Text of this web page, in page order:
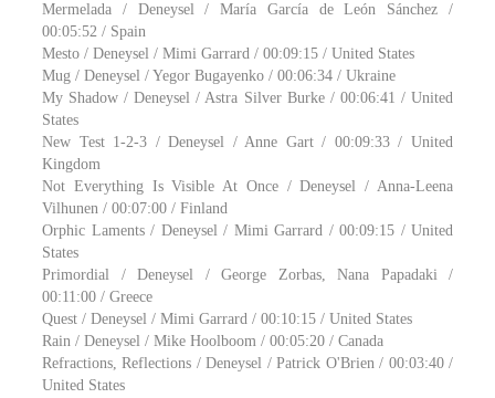
Mermelada / Deneysel / María García de León Sánchez /
00:05:52 / Spain
Mesto / Deneysel / Mimi Garrard / 00:09:15 / United States
Mug / Deneysel / Yegor Bugayenko / 00:06:34 / Ukraine
My Shadow / Deneysel / Astra Silver Burke / 00:06:41 / United
States
New Test 1-2-3 / Deneysel / Anne Gart / 00:09:33 / United
Kingdom
Not Everything Is Visible At Once / Deneysel / Anna-Leena
Vilhunen / 00:07:00 / Finland
Orphic Laments / Deneysel / Mimi Garrard / 00:09:15 / United
States
Primordial / Deneysel / George Zorbas, Nana Papadaki /
00:11:00 / Greece
Quest / Deneysel / Mimi Garrard / 00:10:15 / United States
Rain / Deneysel / Mike Hoolboom / 00:05:20 / Canada
Refractions, Reflections / Deneysel / Patrick O'Brien / 00:03:40 /
United States